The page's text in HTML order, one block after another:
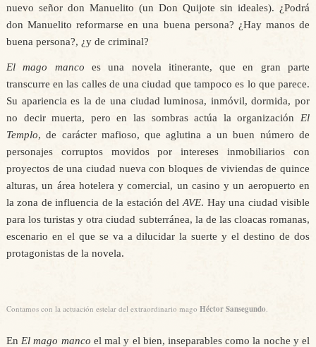
nuevo señor don Manuelito (un Don Quijote sin ideales). ¿Podrá
don Manuelito reformarse en una buena persona? ¿Hay manos de
buena persona?, ¿y de criminal?
El mago manco es una novela itinerante, que en gran parte
transcurre en las calles de una ciudad que tampoco es lo que parece.
Su apariencia es la de una ciudad luminosa, inmóvil, dormida, por
no decir muerta, pero en las sombras actúa la organización El
Templo, de carácter mafioso, que aglutina a un buen número de
personajes corruptos movidos por intereses inmobiliarios con
proyectos de una ciudad nueva con bloques de viviendas de quince
alturas, un área hotelera y comercial, un casino y un aeropuerto en
la zona de influencia de la estación delAVE. Hay una ciudad visible
para los turistas y otra ciudad subterránea, la de las cloacas romanas,
escenario en el que se va a dilucidar la suerte y el destino de dos
protagonistas de la novela.
Contamos con la actuación estelar del extraordinario mago Héctor Sansegundo.
En El mago manco el mal y el bien, inseparables como la noche y el